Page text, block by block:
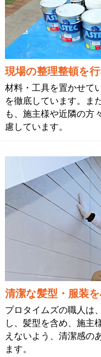
現場の整理整頓を行
材料・工具を置かせて
を徹底しています。ま
も、施主様や近隣の方
慮しています。
清潔な髪型・服装
プロタイムズの職人は
し、髪型を含め、施主
えないよう、清潔感の
ます。